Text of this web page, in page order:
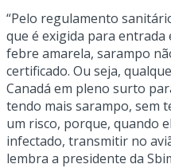
“Pelo regulamento
que é exigida para entrada
febre amarela, sarampo
certificado. Ou seja,
Canadá em pleno surto
tendo mais sarampo, sem
um risco, porque, quando
infectado, transmitir no
lembra a presidente da